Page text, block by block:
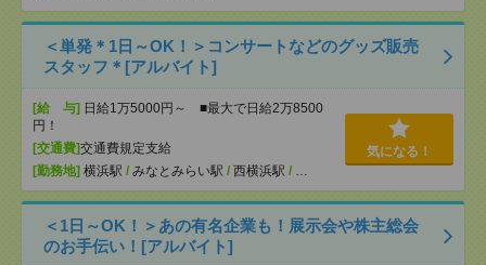
＜単発＊1日～OK！＞コンサートなどのグッズ販売
スタッフ＊[アルバイト]
[給 与] 日給1万5000円～ ■最大で日給2万8500
円！
[交通費]交通費規定支給
[勤務地] 横浜駅 / みなとみらい駅 / 西横浜駅 / …
気になる！
＜1日～OK！＞あの有名企業も！展示会や株主総会
のお手伝い！[アルバイト]